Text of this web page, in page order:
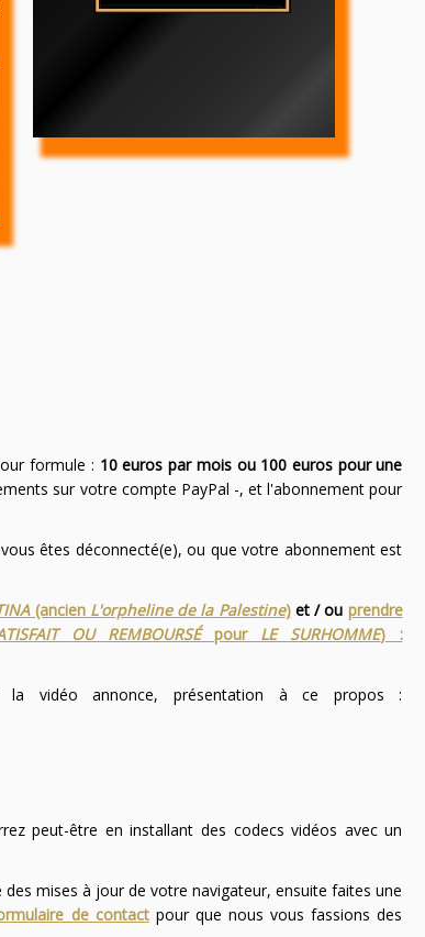
formule : 10 euros par mois ou 100 euros pour une
sur votre compte PayPal -, et l'abonnement pour
êtes déconnecté(e), ou que votre abonnement est
(ancien L'orpheline de la Palestine)et / ou prendre
OU REMBOURSÉpour LE SURHOMME) :
vidéo annonce, présentation à ce propos :
peut-être en installant des codecs vidéos avec un
mises à jour de votre navigateur, ensuite faites une
de contactpour que nous vous fassions des